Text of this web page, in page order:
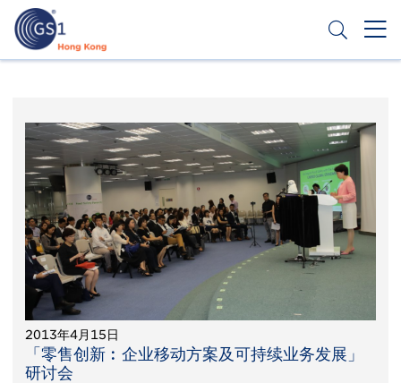
主
Second
Menu
2013年4月15日
「零售创新︰企业移动方案及可持续业务发展」
研讨会